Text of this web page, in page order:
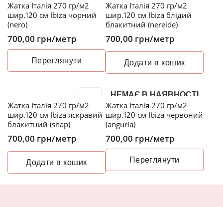
Жатка Італія 270 гр/м2
шир.120 см Ibiza чорний
(nero)
700,00 грн/метр
Переглянути
Жатка Італія 270 гр/м2
шир.120 см Ibiza блідий
блакитний (nereide)
700,00 грн/метр
Додати в кошик
Жатка Італія 270 гр/м2
шир.120 см Ibiza яскравий
блакитний (snap)
700,00 грн/метр
Додати в кошик
НЕМАЄ В НАЯВНОСТІ
Жатка Італія 270 гр/м2
шир.120 см Ibiza червоний
(anguria)
700,00 грн/метр
Переглянути